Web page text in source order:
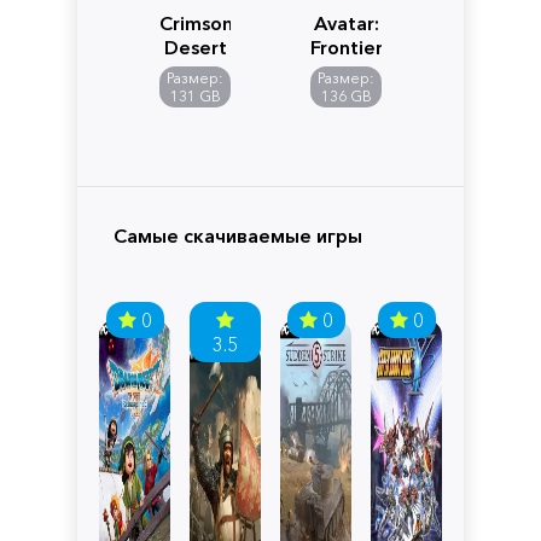
Crimson
Desert
Размер:
131 GB
Avatar:
Frontiers
of
Pandora
Размер:
136 GB
Самые скачиваемые игры
0
3.5
0 0